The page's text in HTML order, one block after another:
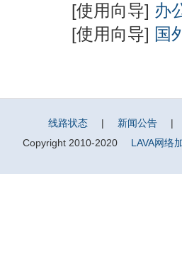
[使用向导] 办
[使用向导] 国
线路状态 | 新闻公告
|
Copyright 2010-2020
LAVA网络